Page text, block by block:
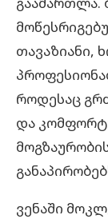
თავაზიანი,
როდესაც
და
ვენაში